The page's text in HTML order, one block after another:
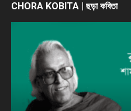
CHORA KOBITA | ছড়া কবিতা